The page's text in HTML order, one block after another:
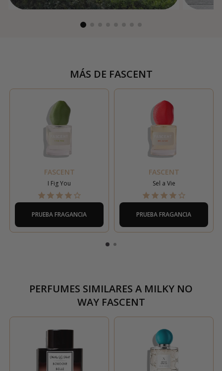
MÁS DE FASCENT
FASCENT
I Fig You
PRUEBA FRAGANCIA
FASCENT
Sel a Vie
PRUEBA FRAGANCIA
PERFUMES SIMILARES A MILKY NO
WAY FASCENT